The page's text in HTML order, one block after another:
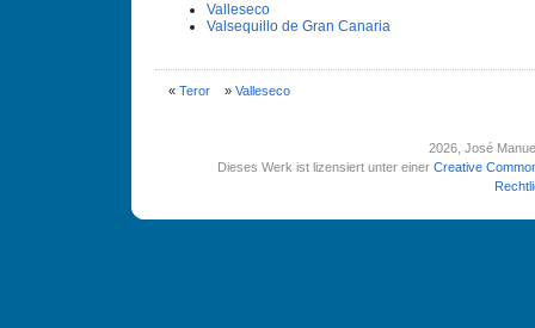
Valleseco
Valsequillo de Gran Canaria
« Teror» Valleseco
2026 , José
Dieses Werk ist lizensiert unter einer Creative